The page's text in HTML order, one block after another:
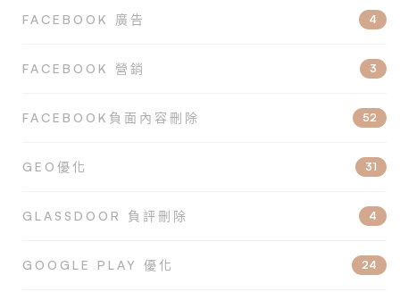
FACEBOOK 廣告 4
FACEBOOK 營銷 3
FACEBOOK負面內容刪除 52
GEO優化 31
GLASSDOOR 負評刪除 4
GOOGLE PLAY 優化 24